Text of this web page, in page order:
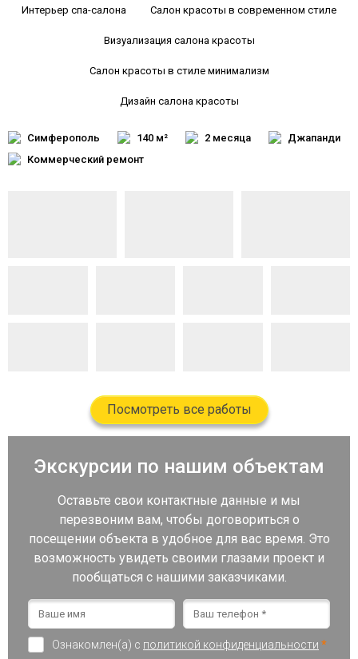
Интерьер спа-салона Салон красоты в современном стиле
Визуализация салона красоты
Салон красоты в стиле минимализм
Дизайн салона красоты
Симферополь 140 м² 2 месяца
Джапанди
Коммерческий ремонт
Посмотреть все работы
Экскурсии по нашим объектам
Оставьте свои контактные данные и мы
перезвоним вам, чтобы договориться о
посещении объекта в удобное для вас время. Это
возможность увидеть своими глазами проект и
пообщаться с нашими заказчиками.
Ознакомлен(а) с политикой конфиденциальности *